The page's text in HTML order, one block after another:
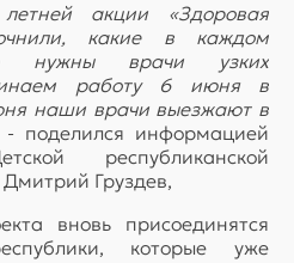
акции «Здоровая
какие в каждом
нужны врачи узких
работу 6 июня в
наши врачи выезжают в
- поделился информацией
республиканской
Груздев,
вновь присоединятся
которые уже